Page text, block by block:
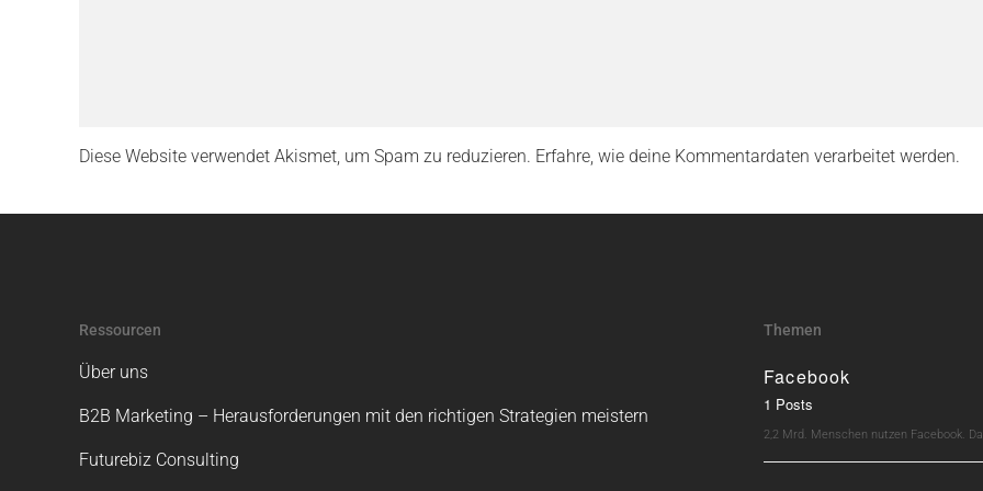
Diese Website verwendet Akismet, um Spam zu reduzieren. Erfahre, wie deine Kommentardaten verarbeitet werden.
Ressourcen
Über uns
B2B Marketing – Herausforderungen mit den richtigen Strategien meistern
Futurebiz Consulting
Themen
Facebook
1 Posts
2,2 Mrd. Menschen nutzen Facebook.